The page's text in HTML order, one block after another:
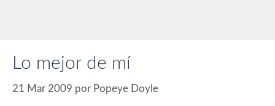
Lo mejor de mí
21 Mar 2009 por Popeye Doyle